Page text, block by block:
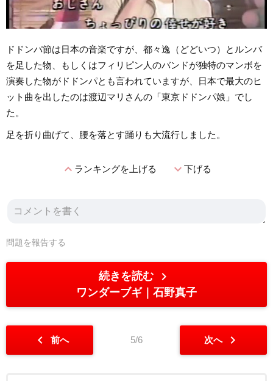
ドドンパ節は日本の音楽ですが、都々逸（どどいつ）とルンバ
を足した物、もしくはフィリピン人のバンドが独特のマンボを
演奏した物がドドンパとも言われていますが、日本で最大のヒ
ット曲を出したのは渡辺マリさんの「東京ドドンパ娘」でし
た。
足を折り曲げて、腰を落とす踊りも大流行しました。
expand_lessランキングを上げる expand_more下げる
問題を報告する
続きを読む chevron_right
ワンダーブギ 石野真子
chevron_left 前へ 5/6 次へ chevron_right